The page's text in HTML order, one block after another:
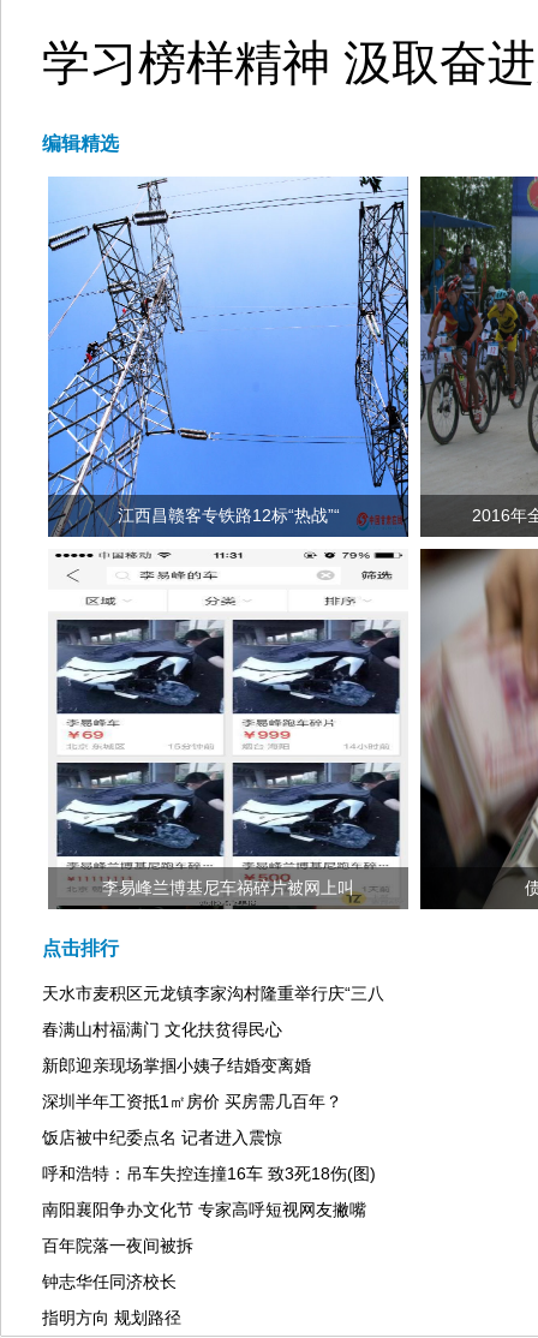
学习榜样精神 汲取奋
编辑精选
江西昌赣客专铁路12标“热战”“ 2016年
李易峰兰博基尼车祸碎片被网上叫
点击排行
天水市麦积区元龙镇李家沟村隆重举行庆“三八
春满山村福满门 文化扶贫得民心
新郎迎亲现场掌掴小姨子结婚变离婚
深圳半年工资抵1㎡房价 买房需几百年？
饭店被中纪委点名 记者进入震惊
呼和浩特：吊车失控连撞16车 致3死18伤(图)
南阳襄阳争办文化节 专家高呼短视网友撇嘴
百年院落一夜间被拆
钟志华任同济校长
指明方向 规划路径